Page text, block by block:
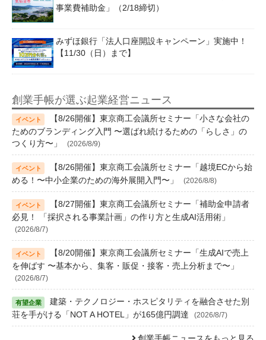
事業費補助金」（2/18締切）
みずほ銀行「法人口座開設キャンペーン」実施中！
【11/30（日）まで】
創業手帳が選ぶ起業経営ニュース
【8/26開催】東京商工会議所セミナー「小さな会社の
ためのブランディング入門 〜選ばれ続けるための「らしさ」の
つくり方〜」
(2026/8/9)
【8/26開催】東京商工会議所セミナー「越境ECから始
める！〜中小企業のための海外展開入門〜」
(2026/8/8)
【8/27開催】東京商工会議所セミナー「補助金申請者
必見！ 「採択される事業計画」の作り方と生成AI活用術」
(2026/8/7)
【8/20開催】東京商工会議所セミナー「生成AIで売上
を伸ばす 〜基本から、集客・販促・接客・売上分析まで〜」
(2026/8/7)
建築・テクノロジー・ホスピタリティを融合させた別
荘を手がける「NOT A HOTEL」が165億円調達
(2026/8/7)